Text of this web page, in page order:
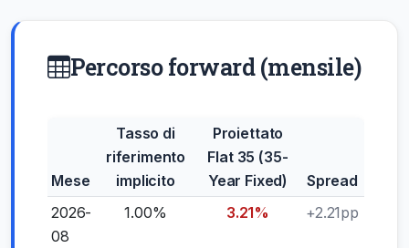
Percorso forward (mensile)
Mese
Tasso di
riferimento
implicito
Proiettato
Flat 35 (35-
Year Fixed)
Spread
2026-
08
1.00% 3.21% +2.21pp